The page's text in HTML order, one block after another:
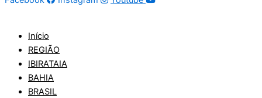
Início
REGIÃO
IBIRATAIA
BAHIA
BRASIL